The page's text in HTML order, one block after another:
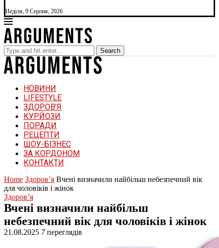
Неділя, 9 Серпня, 2026
Search
НОВИНИ
LIFESTYLE
ЗДОРОВ’Я
КУРЙОЗИ
ПОРАДИ
РЕЦЕПТИ
ШОУ-БІЗНЕС
ЗА КОРДОНОМ
КОНТАКТИ
Home Здоров’я Вчені визначили найбільш небезпечний вік
для чоловіків і жінок
Здоров’я
Вчені визначили найбільш
небезпечний вік для чоловіків і жінок
21.08.2025 7переглядів